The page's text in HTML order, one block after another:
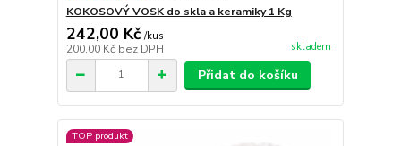
KOKOSOVÝ VOSK do skla a keramiky 1 Kg
242,00 Kč /kus
200,00 Kč bez DPH skladem
Přidat do košíku
TOP produkt